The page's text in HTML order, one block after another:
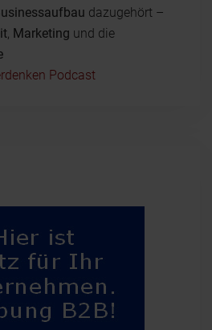
dazugehört –
, Marketing und die
Podcast